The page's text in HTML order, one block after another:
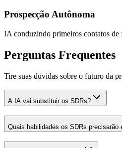
Prospecção Autônoma
IA conduzindo primeiros contatos de
Perguntas Frequentes
Tire suas dúvidas sobre o futuro da
A IA vai substituir os SDRs?
Quais habilidades os SDRs precisarão